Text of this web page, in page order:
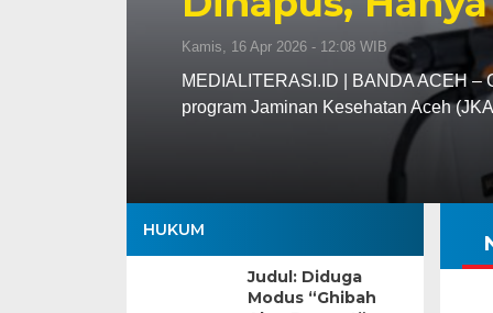
Kamis, 16 Apr 2026 - 12:08 WIB
MEDIALITERASI.ID | BANDA ACEH –
program Jaminan Kesehatan Aceh
HUKUM
Judul: Diduga
Modus “Ghibah